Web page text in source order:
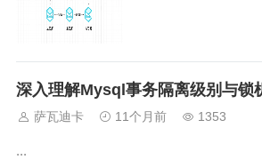
深入理解Mysql事务隔离级别与锁
萨瓦迪卡 11个月前 1353
...